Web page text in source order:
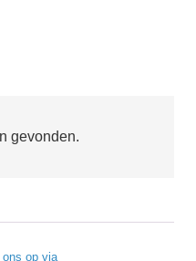
gevonden.
ons op via